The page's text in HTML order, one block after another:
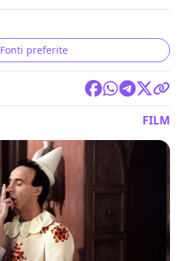
Fonti preferite
FILM